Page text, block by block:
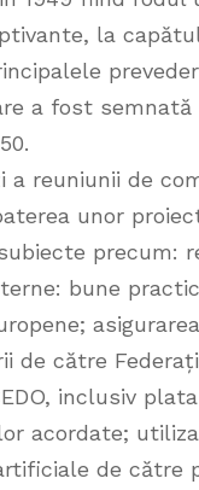
la
a fost semnată
a reuniunii de
unor
precum:
bune
asigurarea
de către
inclusiv plata
acordate;
de către